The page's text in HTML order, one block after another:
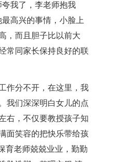
我了，李老师抱我
高兴的事情，小脸上
，而且胆子比以前大
常同家长保持良好的联
作分不开，在这里，我
我们深深明白女儿的点
右，不仅要教授孩子知
面笑容的把快乐带给孩
育老师兢兢业业，勤勤